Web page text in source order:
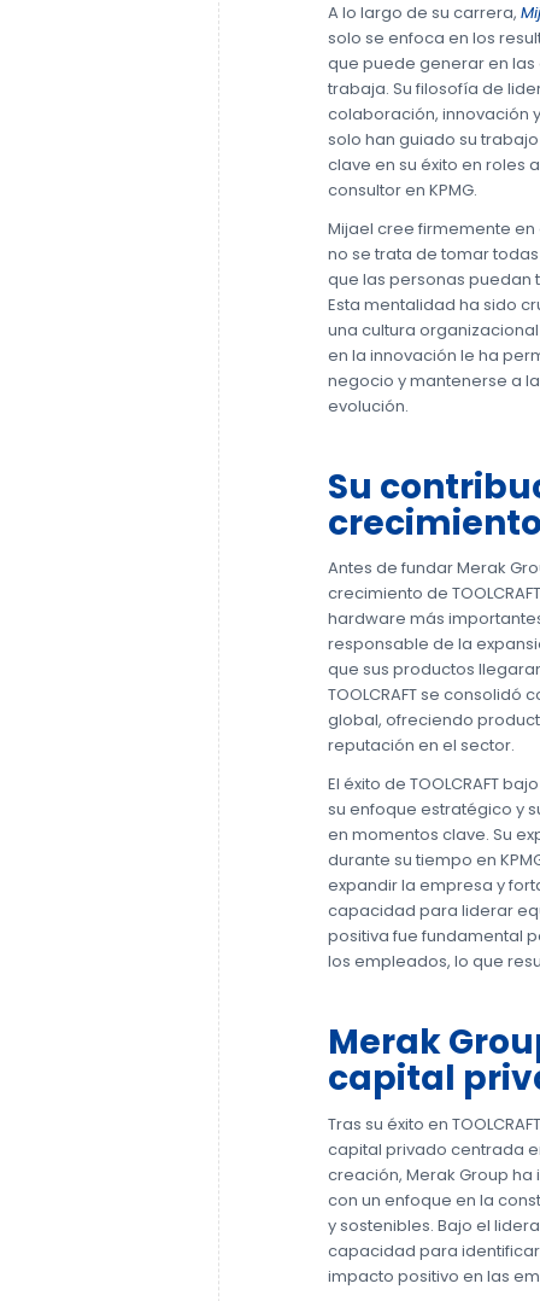
A lo largo de su carrera,
solo se enfoca en los
que puede generar en
trabaja. Su filosofía de
colaboración, innovación
solo han guiado su
clave en su éxito en roles
consultor en KPMG.
Mijael cree firmemente
no se trata de tomar
que las personas puedan
Esta mentalidad ha sido
una cultura
en la innovación le ha
negocio y mantenerse a
evolución.
Su
Antes de fundar Merak
crecimiento de
hardware más
responsable de la
que sus productos
TOOLCRAFT se
global, ofreciendo
reputación en el sector.
El éxito de TOOLCRAFT
su enfoque estratégico y
en momentos clave. Su
durante su tiempo en
expandir la empresa y
capacidad para liderar
positiva fue fundamental
los empleados, lo que
Merak
capital
Tras su éxito en
capital privado centrada
creación, Merak Group
con un enfoque en la
y sostenibles. Bajo el
capacidad para
impacto positivo en las